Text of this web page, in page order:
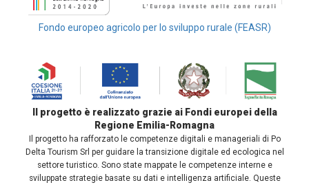
Fondo europeo agricolo per lo sviluppo rurale (FEASR)
Il progetto è realizzato grazie ai Fondi europei della
Regione Emilia-Romagna
Il progetto ha rafforzato le competenze digitali e manageriali di Po
Delta Tourism Srl per guidare la transizione digitale ed ecologica nel
settore turistico. Sono state mappate le competenze interne e
sviluppate strategie basate su dati e intelligenza artificiale. Queste